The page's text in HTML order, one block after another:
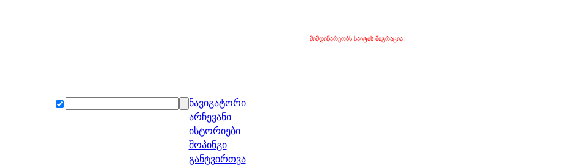
მიმდინარეობს საიტის მიგრაცია!
ნავიგატორი
არჩევანი
ისტორიები
შოპინგი
განტვირთვა